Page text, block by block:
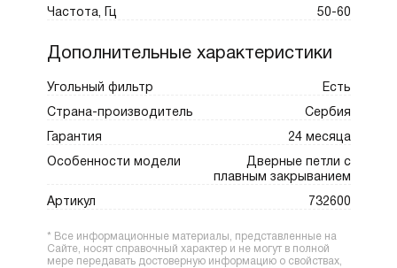
Частота, Гц 50-60
Дополнительные характеристики
Угольный фильтр Есть
Страна-производитель Сербия
Гарантия 24 месяца
Особенности модели
Дверные петли с
плавным закрыванием
Артикул 732600
* Все информационные материалы, представленные на
Сайте, носят справочный характер и не могут в полной
мере передавать достоверную информацию о свойствах,